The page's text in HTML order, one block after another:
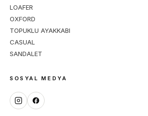
LOAFER
OXFORD
TOPUKLU AYAKKABI
CASUAL
SANDALET
SOSYAL MEDYA